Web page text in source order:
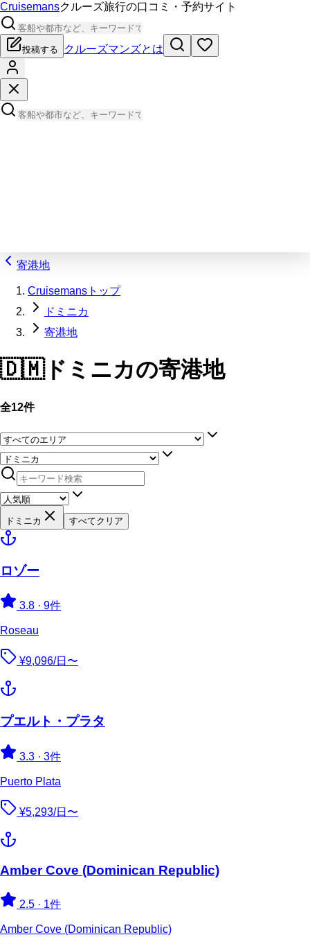
Cruisemansクルーズ旅行の口コミ・予約サイト
投稿する クルーズマンズとは
寄港地
Cruisemansトップ
ドミニカ
寄港地
🇩🇲ドミニカの寄港地
全12件
ドミニカ すべてクリア
ロゾー
3.8 · 9件
Roseau
¥9,096/日〜
プエルト・プラタ
3.3 · 3件
Puerto Plata
¥5,293/日〜
Amber Cove (Dominican Republic)
2.5 · 1件
Amber Cove (Dominican Republic)